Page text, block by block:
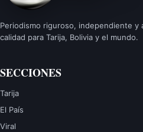
Periodismo riguroso, independiente y
calidad para Tarija, Bolivia y el mundo.
SECCIONES
Tarija
El País
Viral